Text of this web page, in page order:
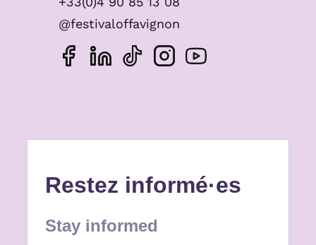
@festivaloffavignon